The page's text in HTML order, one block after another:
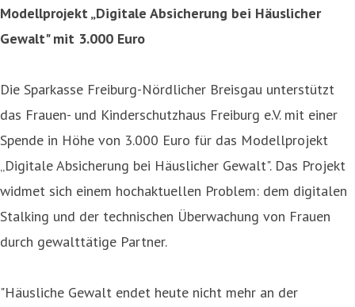
Modellprojekt „Digitale Absicherung bei Häuslicher
Gewalt" mit 3.000 Euro
Die Sparkasse Freiburg-Nördlicher Breisgau unterstützt
das Frauen- und Kinderschutzhaus Freiburg e.V. mit einer
Spende in Höhe von 3.000 Euro für das Modellprojekt
„Digitale Absicherung bei Häuslicher Gewalt". Das Projekt
widmet sich einem hochaktuellen Problem: dem digitalen
Stalking und der technischen Überwachung von Frauen
durch gewalttätige Partner.
"Häusliche Gewalt endet heute nicht mehr an der